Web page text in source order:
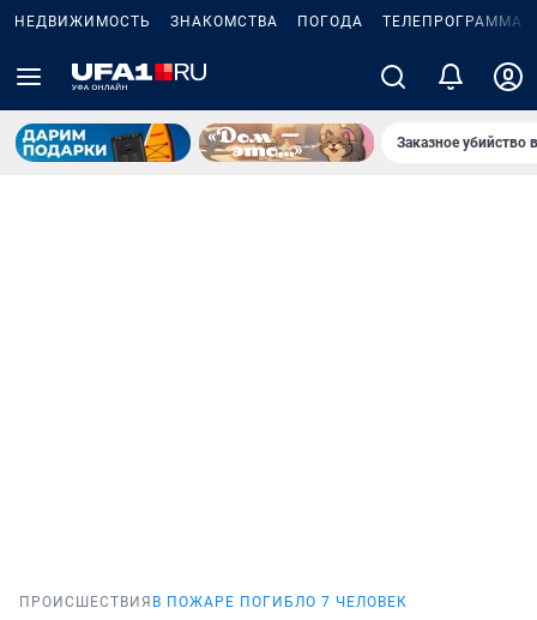
НЕДВИЖИМОСТЬ ЗНАКОМСТВА ПОГОДА ТЕЛЕПРОГРАММА
Заказное убийство
ПРОИСШЕСТВИЯ В ПОЖАРЕ ПОГИБЛО 7 ЧЕЛОВЕК